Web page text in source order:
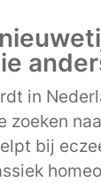
in
zoeken
bij